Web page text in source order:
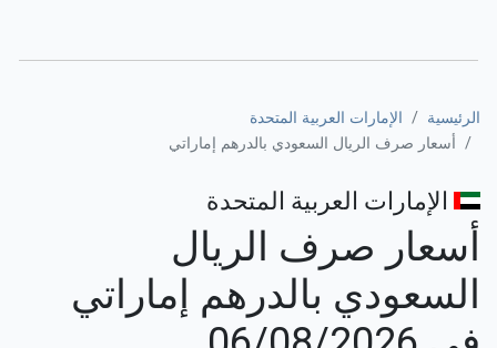
الرئيسية
الإمارات العربية المتحدة
أسعار صرف الريال السعودي بالدرهم إماراتي
الإمارات العربية المتحدة
أسعار صرف الريال
السعودي بالدرهم إماراتي